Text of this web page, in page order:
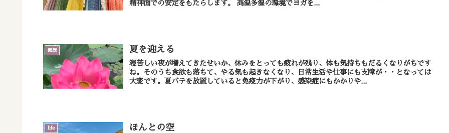
精神面での安定をもたらします。 高温多湿の環境でヨガを...
健康 夏を迎える
寝苦しい夜が増えてきたせいか、休みをとっても疲れが残り、体も気持ちもだるくなりがちです
ね。そのうち食欲も落ちて、やる気も起きなくなり、日常生活や仕事にも支障が・・となっては
大変です。夏バテを放置していると免疫力が下がり、感染症にもかかりや...
life ほんとの空